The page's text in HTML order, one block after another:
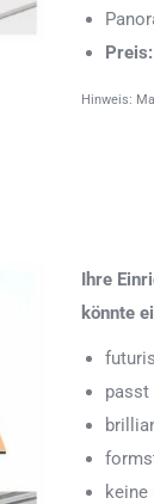
Hinweis:
Ihre
könnte
passt